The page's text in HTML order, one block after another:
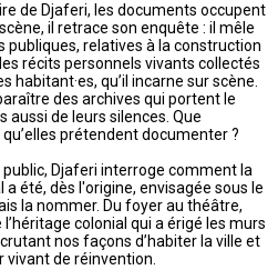
de Djaferi, les documents occupent
il retrace son enquête : il mêle
publiques, relatives à la construction
récits personnels vivants collectés
habitant·es, qu’il incarne sur scène.
des archives qui portent le
aussi de leurs silences. Que
prétendent documenter ?
public, Djaferi interroge comment la
été, dès l'origine, envisagée sous le
la nommer. Du foyer au théâtre,
colonial qui a érigé les murs
nos façons d’habiter la ville et
vivant de réinvention.